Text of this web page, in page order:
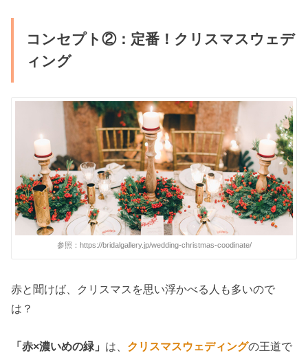
コンセプト②：定番！クリスマスウェデ
ィング
参照：https://bridalgallery.jp/wedding-christmas-coodinate/
赤と聞けば、クリスマスを思い浮かべる人も多いので
は？
「赤×濃いめの緑」 は、 クリスマスウェディングの王道で